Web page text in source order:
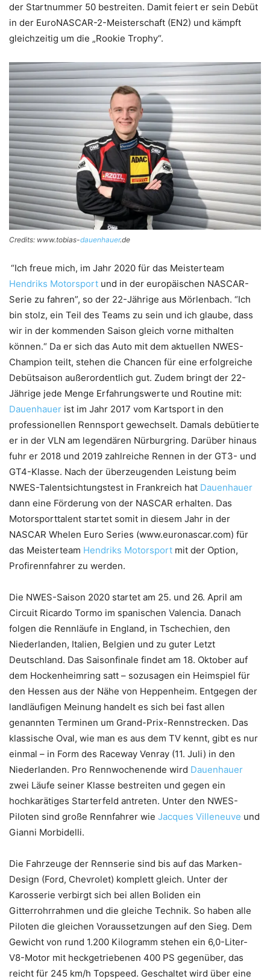
der Startnummer 50 bestreiten. Damit feiert er sein Debüt
in der EuroNASCAR-2-Meisterschaft (EN2) und kämpft
gleichzeitig um die „Rookie Trophy“.
Credits: www.tobias-dauenhauer.de
“Ich freue mich, im Jahr 2020 für das Meisterteam
Hendriks Motorsport und in der europäischen NASCAR-
Serie zu fahren”, so der 22-Jährige aus Mörlenbach. “Ich
bin stolz, ein Teil des Teams zu sein und ich glaube, dass
wir in der kommenden Saison gleich vorne mithalten
können.“ Da er sich das Auto mit dem aktuellen NWES-
Champion teilt, stehen die Chancen für eine erfolgreiche
Debütsaison außerordentlich gut. Zudem bringt der 22-
Jährige jede Menge Erfahrungswerte und Routine mit:
Dauenhauer ist im Jahr 2017 vom Kartsport in den
professionellen Rennsport gewechselt. Damals debütierte
er in der VLN am legendären Nürburgring. Darüber hinaus
fuhr er 2018 und 2019 zahlreiche Rennen in der GT3- und
GT4-Klasse. Nach der überzeugenden Leistung beim
NWES-Talentsichtungstest in Frankreich hat Dauenhauer
dann eine Förderung von der NASCAR erhalten. Das
Motorsporttalent startet somit in diesem Jahr in der
NASCAR Whelen Euro Series (www.euronascar.com) für
das Meisterteam Hendriks Motorsport mit der Option,
Profirennfahrer zu werden.
Die NWES-Saison 2020 startet am 25. und 26. April am
Circuit Ricardo Tormo im spanischen Valencia. Danach
folgen die Rennläufe in England, in Tschechien, den
Niederlanden, Italien, Belgien und zu guter Letzt
Deutschland. Das Saisonfinale findet am 18. Oktober auf
dem Hockenheimring satt – sozusagen ein Heimspiel für
den Hessen aus der Nähe von Heppenheim. Entgegen der
landläufigen Meinung handelt es sich bei fast allen
genannten Terminen um Grand-Prix-Rennstrecken. Das
klassische Oval, wie man es aus dem TV kennt, gibt es nur
einmal – in Form des Raceway Venray (11. Juli) in den
Niederlanden. Pro Rennwochenende wird Dauenhauer
zwei Läufe seiner Klasse bestreiten und gegen ein
hochkarätiges Starterfeld antreten. Unter den NWES-
Piloten sind große Rennfahrer wie Jacques Villeneuve und
Gianni Morbidelli.
Die Fahrzeuge der Rennserie sind bis auf das Marken-
Design (Ford, Chevrolet) komplett gleich. Unter der
Karosserie verbirgt sich bei allen Boliden ein
Gitterrohrrahmen und die gleiche Technik. So haben alle
Piloten die gleichen Voraussetzungen auf den Sieg. Dem
Gewicht von rund 1.200 Kilogramm stehen ein 6,0-Liter-
V8-Motor mit heckgetriebenen 400 PS gegenüber, das
reicht für 245 km/h Topspeed. Geschaltet wird über eine